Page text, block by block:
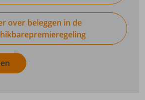
over beleggen in de